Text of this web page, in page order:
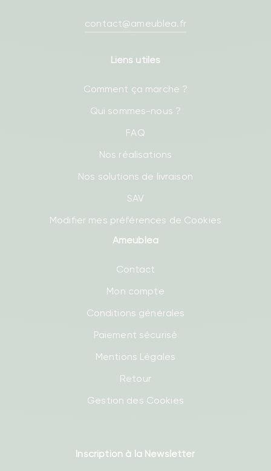
contact@ameublea.fr
Liens utiles
Comment ça marche ?
Qui sommes-nous ?
FAQ
Nos réalisations
Nos solutions de livraison
SAV
Modifier mes préférences de Cookies
Ameublea
Contact
Mon compte
Conditions générales
Paiement sécurisé
Mentions Légales
Retour
Gestion des Cookies
Inscription à la Newsletter